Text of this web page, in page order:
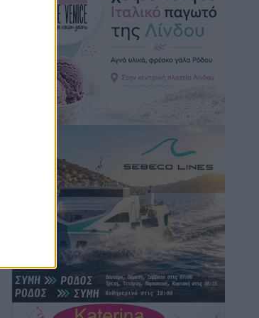
Χωρίς υποχρεωτική παρουσία μικρών
στη 12άδα
• πριν 6 ώρες
Ο Πελεκάνος, οι ανεμογεννήτριες και
μια κοινότητα που κανείς δεν ρώτησε
Η Ρόδος περιμένει και οι θεσμοί της
λογομαχούν
Δημο-Κρίσεις• πριν 6 ώρες
Τα Γλυπτά του Παρθενώνα ως
προσωπικό δώρο στον Τραμπ
Δημο-Κρίσεις• πριν 7 ώρες
Το στενό της Κρεμαστής μπήκε στη